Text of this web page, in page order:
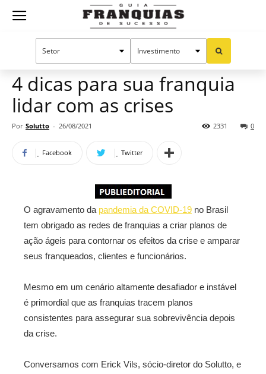
Guia
Manual do sucesso Gestão
4 dicas para sua franquia
lidar com as crises
Por Solutto - 26/08/2021 0
2331
Facebook Twitter
O agravamento da pandemia da COVID-19 no Brasil
tem obrigado as redes de franquias a criar planos de
ação ágeis para contornar os efeitos da crise e amparar
seus franqueados, clientes e funcionários.
Mesmo em um cenário altamente desafiador e instável
é primordial que as franquias tracem planos
consistentes para assegurar sua sobrevivência depois
da crise.
Conversamos com Erick Vils, sócio-diretor do Solutto, e